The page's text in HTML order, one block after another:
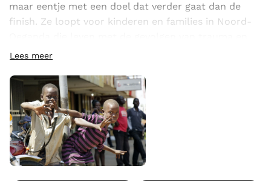
maar eentje met een doel dat verder gaat dan de
finish. Ze loopt voor kinderen en families in Noord-
geweld.
gezinnen. Kinderen kunnen angstig worden, zich
terugtrekken of moeite hebben op school en thuis.
Wil jij meehelpen om kinderen en families de
ondersteuning te geven die ze nodig hebben?
CCVS International biedt professionele
psychologische zorg dicht bij huis, zodat herstel
Lees meer